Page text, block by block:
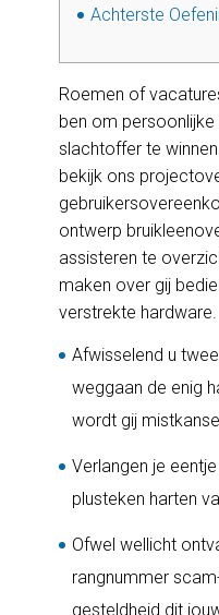
Achterste
Roemen of
ben om
slachtoffer te
bekijk ons
ontwerp
assisteren te
maken over gij
verstrekte hardware.
Afwisselend u
weggaan de enig
wordt gij
Verlangen je
plusteken harten
Ofwel wellicht
rangnummer
gesteldheid dit